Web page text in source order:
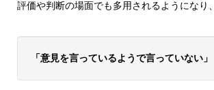
評価や判断の場面でも多用されるようになり、
「意見を言っているようで言っていない」